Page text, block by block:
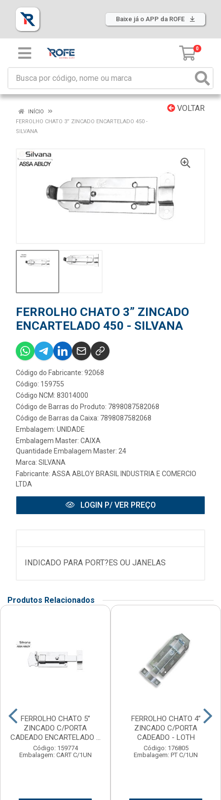
Baixe já o APP da ROFE
0
VOLTAR
INÍCIO
FERROLHO CHATO 3” ZINCADO ENCARTELADO 450 -
SILVANA
FERROLHO CHATO 3” ZINCADO
ENCARTELADO 450 - SILVANA
Código do Fabricante: 92068
Código: 159755
Código NCM: 83014000
Código de Barras do Produto: 7898087582068
Código de Barras da Caixa: 7898087582068
Embalagem: UNIDADE
Embalagem Master: CAIXA
Quantidade Embalagem Master: 24
Marca: SILVANA
Fabricante: ASSA ABLOY BRASIL INDUSTRIA E COMERCIO
LTDA
LOGIN P/ VER PREÇO
INDICADO PARA PORT?ES OU JANELAS
Produtos Relacionados
FERROLHO CHATO 5”
ZINCADO C/PORTA
CADEADO ENCARTELADO ...
Código: 159774
Embalagem: CART C/1UN
FERROLHO CHATO 4”
ZINCADO C/PORTA
CADEADO - LOTH
Código: 176805
Embalagem: PT C/1UN